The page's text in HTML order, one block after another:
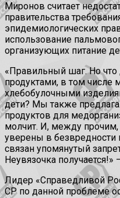
Миронов считает
правительства
эпидемиологических
использование
организующих питание
«Правильный шаг. Но что
продуктами, в том числе
хлебобулочными
дети? Мы также
продуктов для
молчит. И, между
уверены в безвредности
связан упомянутый
Неувязочка получается!»
Лидер «Справедливой
СР по данной проблеме